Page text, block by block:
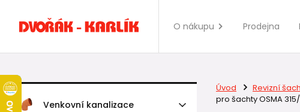
O nákupu Prodejna
Venkovní kanalizace
Úvod Revizní
pro šachty OSMA